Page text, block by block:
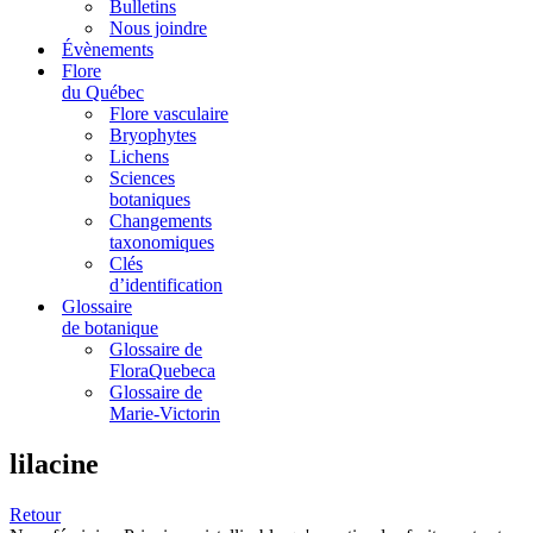
Bulletins
Nous joindre
Évènements
Flore
du Québec
Flore vasculaire
Bryophytes
Lichens
Sciences
botaniques
Changements
taxonomiques
Clés
d’identification
Glossaire
de botanique
Glossaire de
FloraQuebeca
Glossaire de
Marie-Victorin
lilacine
Retour